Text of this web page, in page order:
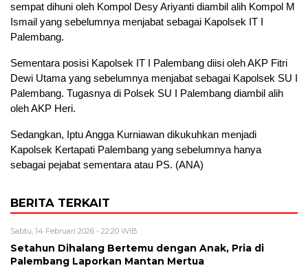
sempat dihuni oleh Kompol Desy Ariyanti diambil alih Kompol M
Ismail yang sebelumnya menjabat sebagai Kapolsek IT I
Palembang.
Sementara posisi Kapolsek IT I Palembang diisi oleh AKP Fitri
Dewi Utama yang sebelumnya menjabat sebagai Kapolsek SU I
Palembang. Tugasnya di Polsek SU I Palembang diambil alih
oleh AKP Heri.
Sedangkan, Iptu Angga Kurniawan dikukuhkan menjadi
Kapolsek Kertapati Palembang yang sebelumnya hanya
sebagai pejabat sementara atau PS. (ANA)
BERITA TERKAIT
Sabtu, 14 Februari 2026 - 22:20 WIB
Setahun Dihalang Bertemu dengan Anak, Pria di
Palembang Laporkan Mantan Mertua